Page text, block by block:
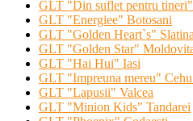
GLT "Din suflet pentru tineri"
GLT "Energiee" Botosani
GLT "Golden Heart`s"
GLT "Golden Star"
GLT "Hai Hui" Iasi
GLT "Impreuna mereu"
GLT "Lapusii" Valcea
GLT "Minion Kids" Tandarei